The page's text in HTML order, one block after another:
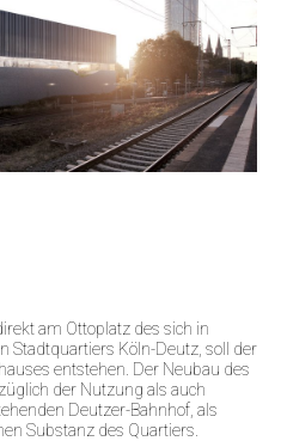
am Ottoplatz des sich in
Stadtquartiers Köln-Deutz, soll der
entstehen. Der Neubau des
der Nutzung als auch
Deutzer-Bahnhof, als
Substanz des Quartiers.